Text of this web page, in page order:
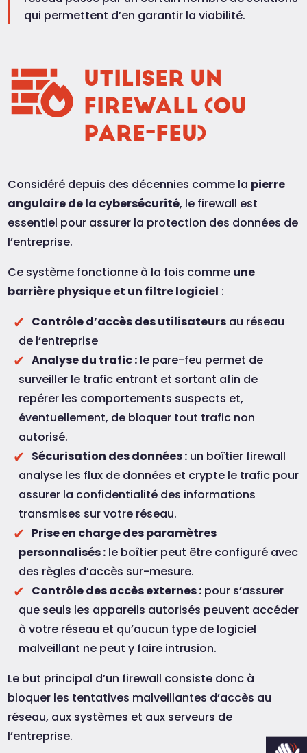
qui permettent d’en garantir la viabilité.
UTILISER UN
FIREWALL (OU
PARE-FEU)
Considéré depuis des décennies comme la pierre
angulaire de la cybersécurité, le firewall est
essentiel pour assurer la protection des données de
l’entreprise.
Ce système fonctionne à la fois comme une
barrière physique et un filtre logiciel :
Contrôle d’accès des utilisateurs au réseau
de l’entreprise
Analyse du trafic : le pare-feu permet de
surveiller le trafic entrant et sortant afin de
repérer les comportements suspects et,
éventuellement, de bloquer tout trafic non
autorisé.
Sécurisation des données : un boîtier firewall
analyse les flux de données et crypte le trafic pour
assurer la confidentialité des informations
transmises sur votre réseau.
Prise en charge des paramètres
personnalisés : le boîtier peut être configuré avec
des règles d’accès sur-mesure.
Contrôle des accès externes : pour s’assurer
que seuls les appareils autorisés peuvent accéder
à votre réseau et qu’aucun type de logiciel
malveillant ne peut y faire intrusion.
Le but principal d’un firewall consiste donc à
bloquer les tentatives malveillantes d’accès au
réseau, aux systèmes et aux serveurs de
l’entreprise.